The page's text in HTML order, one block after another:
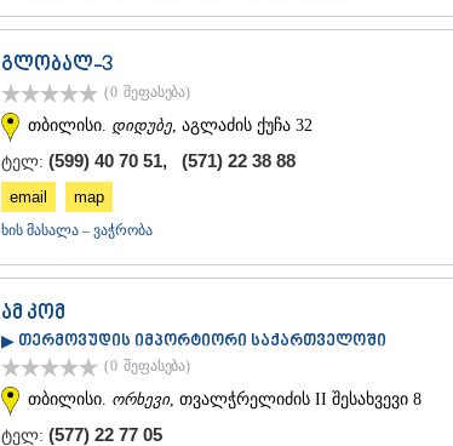
გლობალ-3
(0 შეფასება)
თბილისი. დიდუბე , აგლაძის ქუჩა 32
ტელ: (599) 40 70 51, (571) 22 38 88
email map
ხის მასალა – ვაჭრობა
ამ კომ
▶ თერმოვუდის იმპორტიორი საქართველოში
(0 შეფასება)
თბილისი. ორხევი, თვალჭრელიძის II შესახვევი 8
ტელ: (577) 22 77 05